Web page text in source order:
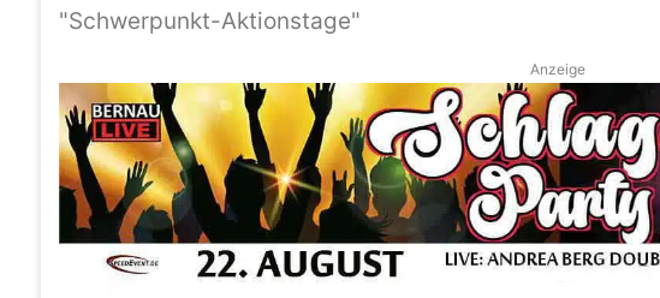
"Schwerpunkt-Aktionstage"
Anzeige